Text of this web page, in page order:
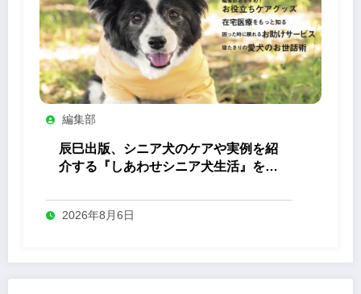
編集部
辰巳出版、シニア犬のケアや実例を紹
介する『しあわせシニア犬生活』を発
2026年8月6日